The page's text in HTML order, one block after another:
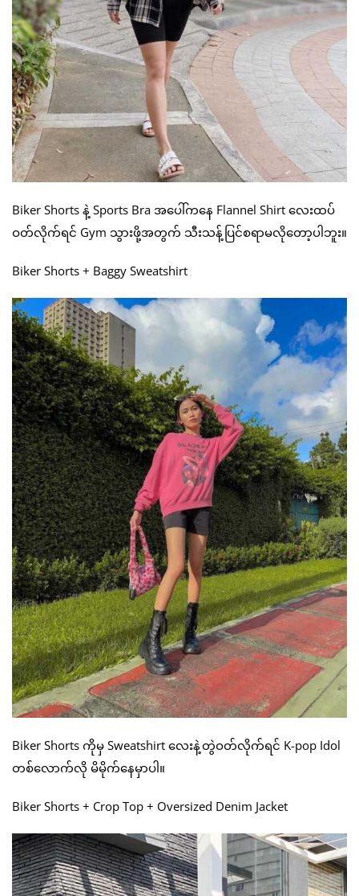
Biker Shorts နဲ့ Sports Bra အပေါ်ကနေ Flannel Shirt လေးထပ်
ဝတ်လိုက်ရင် Gym သွားဖို့အတွက် သီးသန့်ပြင်စရာမလိုတော့ပါဘူး။
Biker Shorts + Baggy Sweatshirt
Biker Shorts ကိုမှ Sweatshirt လေးနဲ့တွဲဝတ်လိုက်ရင် K-pop Idol
တစ်လောက်လို မိမိုက်နေမှာပါ။
Biker Shorts + Crop Top + Oversized Denim Jacket